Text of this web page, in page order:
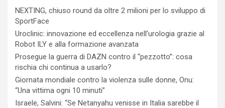
NEXTING, chiuso round da oltre 2 milioni per lo sviluppo di
SportFace
Uroclinic: innovazione ed eccellenza nell’urologia grazie al
Robot ILY e alla formazione avanzata
Prosegue la guerra di DAZN contro il “pezzotto”: cosa
rischia chi continua a usarlo?
Giornata mondiale contro la violenza sulle donne, Onu:
“Una vittima ogni 10 minuti”
Israele, Salvini: “Se Netanyahu venisse in Italia sarebbe il